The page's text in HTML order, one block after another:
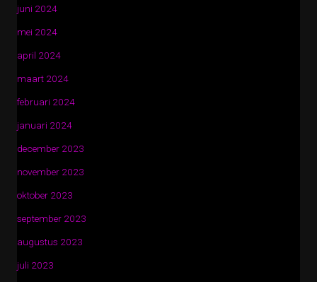
juni 2024
mei 2024
april 2024
maart 2024
februari 2024
januari 2024
december 2023
november 2023
oktober 2023
september 2023
augustus 2023
juli 2023